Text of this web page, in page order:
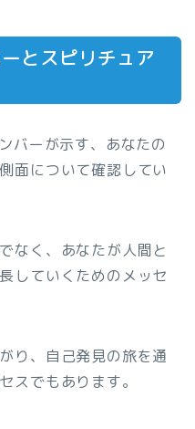
とスピリチュア
バーが示す、あなたの
面について確認してい
なく、あなたが人間と
していくためのメッセ
り、自己発見の旅を通
スでもあります。